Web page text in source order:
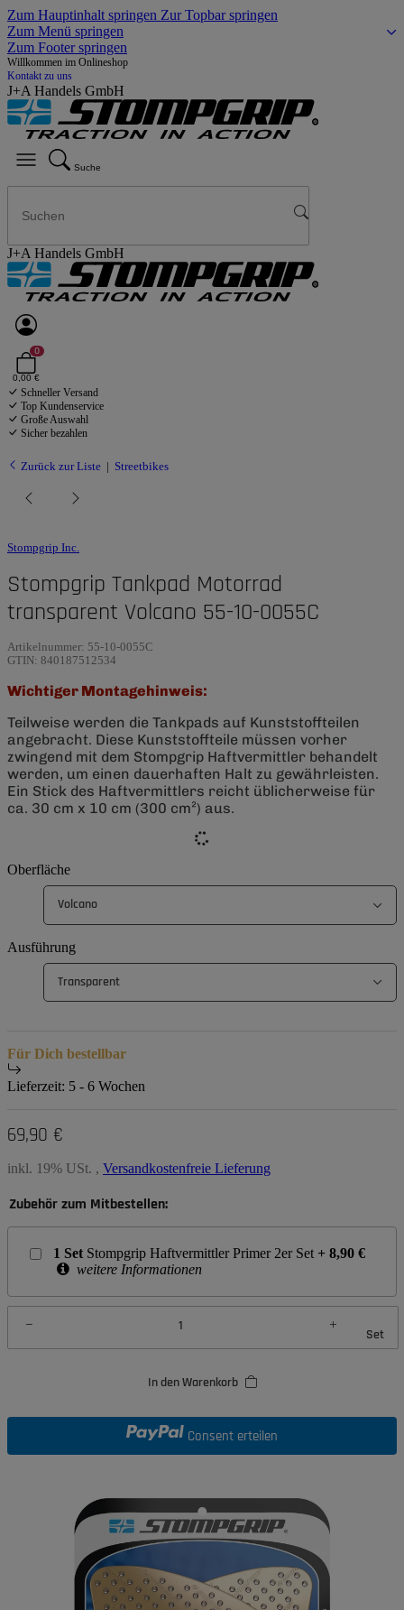
Zum Hauptinhalt springen Zur Topbar springen
Zum Menü springen
Zum Footer springen
Willkommen im Onlineshop
Kontakt zu uns
J+A Handels GmbH
Suche
J+A Handels GmbH
0
0,00 €
Schneller Versand
Top Kundenservice
Große Auswahl
Sicher bezahlen
Zurück zur Liste Streetbikes
Stompgrip Inc.
Stompgrip Tankpad Motorrad
transparent Volcano 55-10-0055C
Artikelnummer: 55-10-0055C
GTIN: 840187512534
Wichtiger Montagehinweis:
Teilweise werden die Tankpads auf Kunststoffteilen
angebracht. Diese Kunststoffteile müssen vorher
zwingend mit dem Stompgrip Haftvermittler behandelt
werden, um einen dauerhaften Halt zu gewährleisten.
Ein Stick des Haftvermittlers reicht üblicherweise für
ca. 30 cm x 10 cm (300 cm²) aus.
Oberfläche
Volcano
Ausführung
Transparent
Für Dich bestellbar
Lieferzeit: 5 - 6 Wochen
69,90 €
inkl. 19% USt. , Versandkostenfreie Lieferung
Zubehör zum Mitbestellen:
1 Set Stompgrip Haftvermittler Primer 2er Set + 8,90 €
weitere Informationen
Set
In den Warenkorb
Consent erteilen